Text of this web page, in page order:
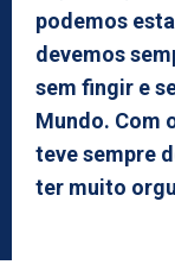
podemos
devemos
sem fingir e
Mundo. Com
teve sempre
ter muito